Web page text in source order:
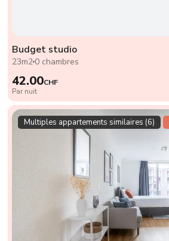
Budget studio
23m2 0 chambres
42.00CHF
Par nuit
Multiples appartements similaires (6)